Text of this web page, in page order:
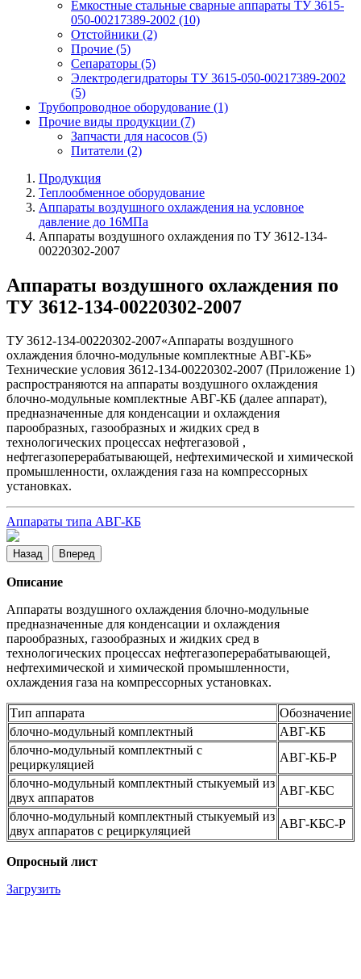
Емкостные стальные сварные аппараты ТУ 3615-
050-00217389-2002 (10)
Отстойники (2)
Прочие (5)
Сепараторы (5)
Электродегидраторы ТУ 3615-050-00217389-2002
(5)
Трубопроводное оборудование (1)
Прочие виды продукции (7)
Запчасти для насосов (5)
Питатели (2)
Продукция
Теплообменное оборудование
Аппараты воздушного охлаждения на условное
давление до 16МПа
Аппараты воздушного охлаждения по ТУ 3612-134-
00220302-2007
Аппараты воздушного охлаждения по
ТУ 3612-134-00220302-2007
ТУ 3612-134-00220302-2007«Аппараты воздушного
охлаждения блочно-модульные комплектные АВГ-КБ»
Технические условия 3612-134-00220302-2007 (Приложение 1)
распространяются на аппараты воздушного охлаждения
блочно-модульные комплектные АВГ-КБ (далее аппарат),
предназначенные для конденсации и охлаждения
парообразных, газообразных и жидких сред в
технологических процессах нефтегазовой ,
нефтегазоперерабатывающей, нефтехимической и химической
промышленности, охлаждения газа на компрессорных
установках.
Аппараты типа АВГ-КБ
Назад Вперед
Описание
Аппараты воздушного охлаждения блочно-модульные
предназначенные для конденсации и охлаждения
парообразных, газообразных и жидких сред в
технологических процессах нефтегазоперерабатывающей,
нефтехимической и химической промышленности,
охлаждения газа на компрессорных установках.
Тип аппарата
Обозначение
блочно-модульный комплектный
АВГ-КБ
блочно-модульный комплектный с
рециркуляцией
АВГ-КБ-Р
блочно-модульный комплектный стыкуемый из
двух аппаратов
АВГ-КБС
блочно-модульный комплектный стыкуемый из
двух аппаратов с рециркуляцией
АВГ-КБС-Р
Опросный лист
Загрузить